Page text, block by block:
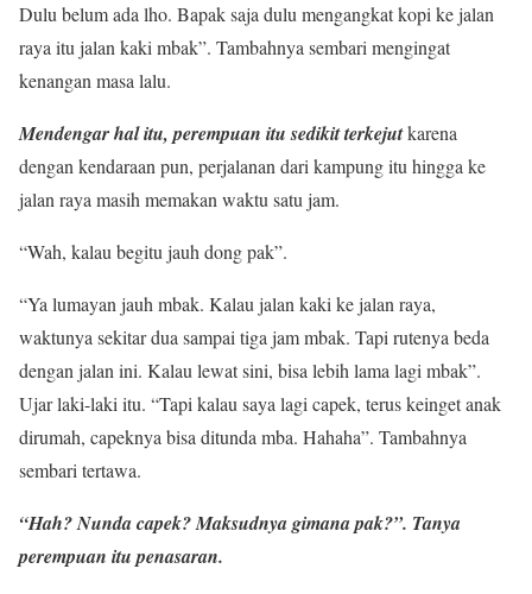
Dulu belum ada lho. Bapak saja dulu mengangkat kopi ke jalan
raya itu jalan kaki mbak”. Tambahnya sembari mengingat
kenangan masa lalu.
Mendengar hal itu, perempuan itu sedikit terkejutkarena
dengan kendaraan pun, perjalanan dari kampung itu hingga ke
jalan raya masih memakan waktu satu jam.
“Wah, kalau begitu jauh dong pak”.
“Ya lumayan jauh mbak. Kalau jalan kaki ke jalan raya,
waktunya sekitar dua sampai tiga jam mbak. Tapi rutenya beda
dengan jalan ini. Kalau lewat sini, bisa lebih lama lagi mbak”.
Ujar laki-laki itu. “Tapi kalau saya lagi capek, terus keinget anak
dirumah, capeknya bisa ditunda mba. Hahaha”. Tambahnya
sembari tertawa.
“Hah? Nunda capek? Maksudnya gimana pak?”. Tanya
perempuan itu penasaran.